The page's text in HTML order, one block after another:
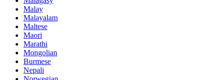
Malay
Malayalam
Maltese
Maori
Marathi
Mongolian
Burmese
Nepali